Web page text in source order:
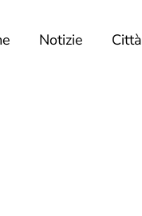
Notizie Città